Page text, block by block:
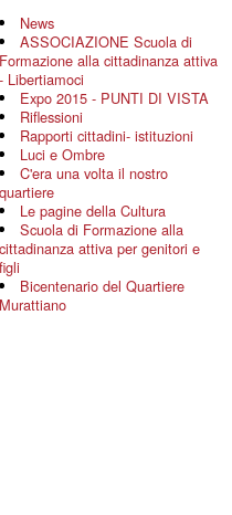
News
ASSOCIAZIONE Scuola di
Formazione alla cittadinanza attiva
- Libertiamoci
Expo 2015 - PUNTI DI VISTA
Riflessioni
Rapporti cittadini- istituzioni
Luci e Ombre
C'era una volta il nostro
quartiere
Le pagine della Cultura
Scuola di Formazione alla
cittadinanza attiva per genitori e
figli
Bicentenario del Quartiere
Murattiano